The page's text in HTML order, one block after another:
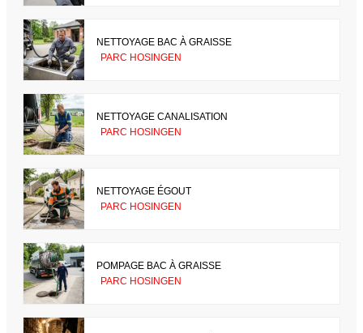
NETTOYAGE BAC À GRAISSE
PARC HOSINGEN
NETTOYAGE CANALISATION
PARC HOSINGEN
NETTOYAGE ÉGOUT
PARC HOSINGEN
POMPAGE BAC À GRAISSE
PARC HOSINGEN